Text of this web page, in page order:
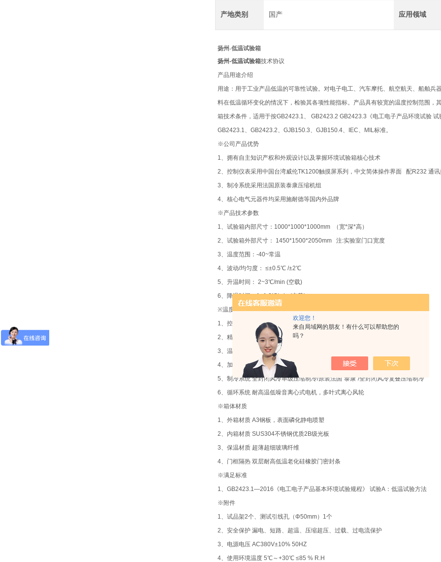
欢迎您！
来自局域网的朋友！有什么可以帮助您的
吗？
产地类别 国产 应用领域
扬州-低温试验箱
扬州-低温试验箱技术协议
产品用途介绍
用途：用于工业产品低温的可靠性试验。对电子电工、汽车摩托、航空航天、船舶兵
料在低温循环变化的情况下，检验其各项性能指标。产品具有较宽的温度控制范围，
箱技术条件，适用于按GB2423.1、 GB2423.2 GB2423.3《电工电子产品环境试验
GB2423.1、GB2423.2、GJB150.3、GJB150.4、IEC、MIL标准。
※公司产品优势
1、拥有自主知识产权和外观设计以及掌握环境试验箱核心技术
2、控制仪表采用中国台湾威伦TK1200触摸屏系列，中文简体操作界面 配R232 通讯
3、制冷系统采用法国原装泰康压缩机组
4、核心电气元器件均采用施耐德等国内外品牌
※产品技术参数
1、试验箱内部尺寸：1000*1000*1000mm （宽*深*高）
2、试验箱外部尺寸： 1450*1500*2050mm 注:实验室门口宽度
3、温度范围：-40~常温
4、波动/均匀度： ≤±0.5℃ /±2℃
5、升温时间： 2~3℃/min (空载)
6、降温时间：1~1.2℃/min (空载)
※温度控制系统
1、控制器中国台湾威伦TK1200触摸屏微电脑温度集成控制器
2、精度范围 温度±0.1℃
3、温度传感器 铂金电阻 PT100Ω
4、加热系统 镍铬合金电加热式加热器
5、制冷系统 全封闭风冷单级压缩制冷/原装法国“泰康"/全封闭风冷复叠压缩制冷
6、循环系统 耐高温低噪音离心式电机，多叶式离心风轮
※箱体材质
1、外箱材质 A3钢板，表面磷化静电喷塑
2、内箱材质 SUS304不锈钢优质2B级光板
3、保温材质 超薄超细玻璃纤维
4、门框隔热 双层耐高低温老化硅橡胶门密封条
※满足标准
1、GB2423.1—2016《电工电子产品基本环境试验规程》 试验A：低温试验方法
※附件
1、试品架2个、测试引线孔（Φ50mm）1个
2、安全保护 漏电、短路、超温、压缩超压、过载、过电流保护
3、电源电压 AC380V±10% 50HZ
4、使用环境温度 5℃～+30℃ ≤85 % R.H